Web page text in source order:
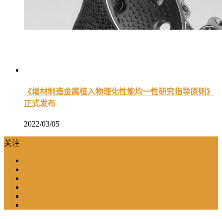
《增材制造金属植入物理化性能均一性研究指导原则》
正式发布
2022/03/05
关注